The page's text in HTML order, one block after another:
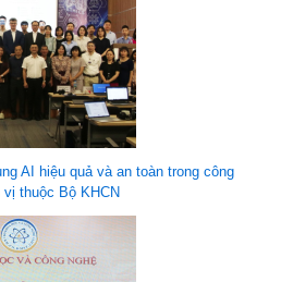
AI hiệu quả và an toàn trong công
thuộc Bộ KHCN